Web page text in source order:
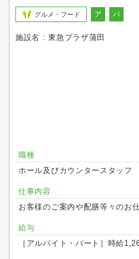
グルメ・フード ア パ
施設名 : 東急プラザ蒲田
職種
ホール及びカウンタースタッフ
仕事内容
お客様のご案内や配膳等々のお
給与
［アルバイト・パート］時給